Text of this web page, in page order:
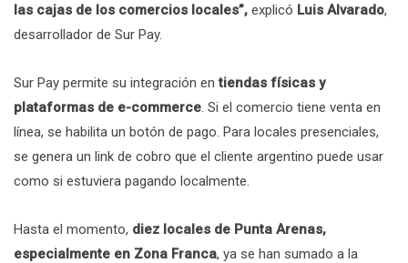
las cajas de los comercios locales”, explicó Luis Alvarado,
desarrollador de Sur Pay.
Sur Pay permite su integración entiendas físicas y
plataformas de e-commerce. Si el comercio tiene venta en
línea, se habilita un botón de pago. Para locales presenciales,
se genera un link de cobro que el cliente argentino puede usar
como si estuviera pagando localmente.
Hasta el momento, diez locales de Punta Arenas,
especialmente en Zona Franca, ya se han sumado a la